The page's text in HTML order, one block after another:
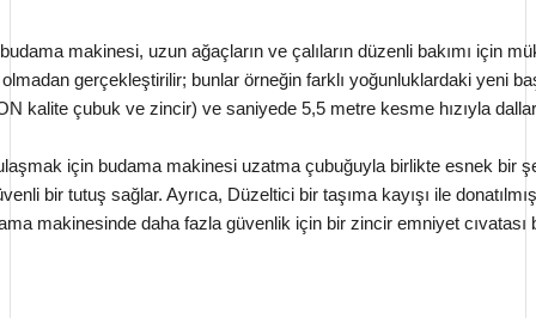
makinesi, uzun ağaçların ve çalıların düzenli bakımı için
gerçekleştirilir; bunlar örneğin farklı yoğunluklardaki yeni
kalite çubuk ve zincir) ve saniyede 5,5 metre kesme hızıyla
için budama makinesi uzatma çubuğuyla birlikte esnek bir
bir tutuş sağlar. Ayrıca, Düzeltici bir taşıma kayışı ile
makinesinde daha fazla güvenlik için bir zincir emniyet